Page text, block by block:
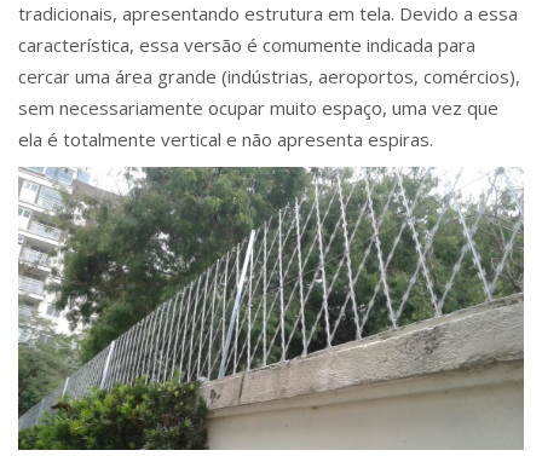
tradicionais, apresentando estrutura em tela. Devido a essa
característica, essa versão é comumente indicada para
cercar uma área grande (indústrias, aeroportos, comércios),
sem necessariamente ocupar muito espaço, uma vez que
ela é totalmente vertical e não apresenta espiras.